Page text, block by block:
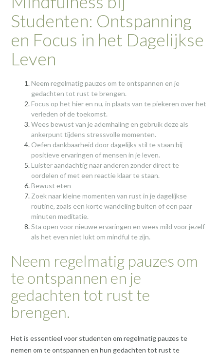
Studenten: Ontspanning
en Focus in het Dagelijkse
Leven
Neem regelmatig pauzes om te ontspannen en je
gedachten tot rust te brengen.
Focus op het hier en nu, in plaats van te piekeren over het
verleden of de toekomst.
Wees bewust van je ademhaling en gebruik deze als
ankerpunt tijdens stressvolle momenten.
Oefen dankbaarheid door dagelijks stil te staan bij
positieve ervaringen of mensen in je leven.
Luister aandachtig naar anderen zonder direct te
oordelen of met een reactie klaar te staan.
Bewust eten
Zoek naar kleine momenten van rust in je dagelijkse
routine, zoals een korte wandeling buiten of een paar
minuten meditatie.
Sta open voor nieuwe ervaringen en wees mild voor jezelf
als het even niet lukt om mindful te zijn.
Neem regelmatig pauzes om
te ontspannen en je
gedachten tot rust te
brengen.
Het is essentieel voor studenten om regelmatig pauzes te
nemen om te ontspannen en hun gedachten tot rust te